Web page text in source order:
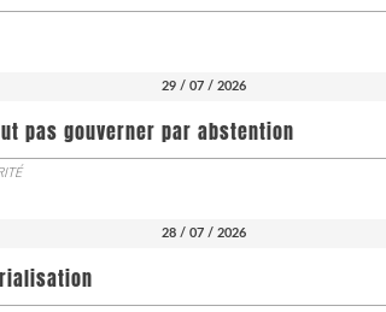
29 / 07 / 2026
pas gouverner par abstention
28 / 07 / 2026